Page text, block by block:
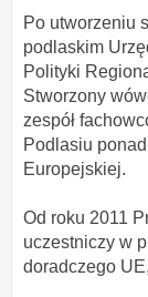
Po utworzeniu
podlaskim
Polityki
Stworzony
zespół
Podlasiu
Europejskiej.
Od roku 2011
uczestniczy w
doradczego